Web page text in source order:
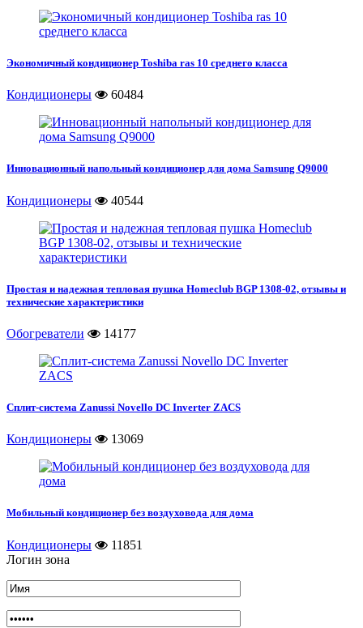
Экономичный кондиционер Toshiba ras 10 среднего класса
Кондиционеры 60484
Инновационный напольный кондиционер для дома Samsung Q9000
Кондиционеры 40544
Простая и надежная тепловая пушка Homeclub BGP 1308-02, отзывы и
технические характеристики
Обогреватели 14177
Сплит-система Zanussi Novello DC Inverter ZACS
Кондиционеры 13069
Мобильный кондиционер без воздуховода для дома
Кондиционеры
11851
Логин зона